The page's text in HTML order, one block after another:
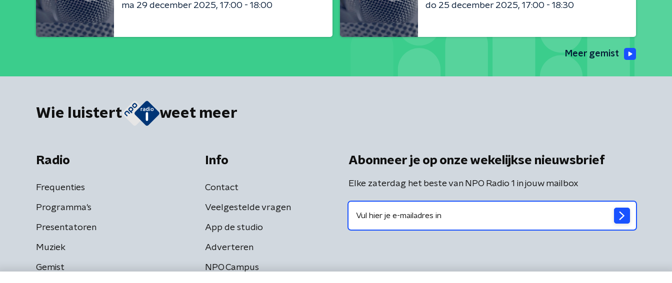
ma 29 december 2025 17:00 - 18:00
do 25 december 2025 17:00 - 18:30
Meer gemist
Wie luistert weet meer
Radio
Frequenties
Programma's
Presentatoren
Muziek
Gemist
Info
Contact
Veelgestelde vragen
App de studio
Adverteren
NPO Campus
Abonneer je op onze wekelijkse nieuwsbrief
Elke zaterdag het beste van NPO Radio 1 in jouw mailbox